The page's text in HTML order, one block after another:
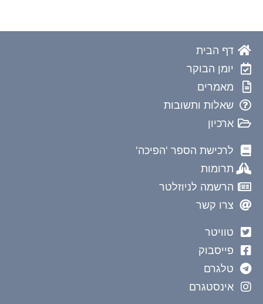
דף הבית
יומן הבוקר
מאמרים
שאלות ותשובות
ארכיון
לרכישת הספר 'הפיכה'
תרומות
הרשמה לניוזלטר
צרו קשר
טוויטר
פייסבוק
טלגרם
אינסטגרם